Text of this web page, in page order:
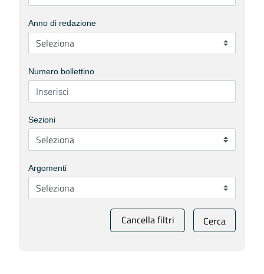
Anno di redazione
Numero bollettino
Sezioni
Argomenti
Cancella filtri Cerca